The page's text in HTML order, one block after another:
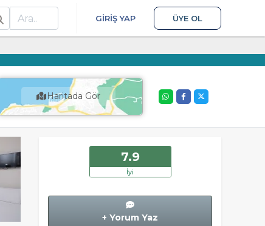
GIRIŞ YAP ÜYE OL
Haritada Gör
7.9
İyi
+ Yorum Yaz